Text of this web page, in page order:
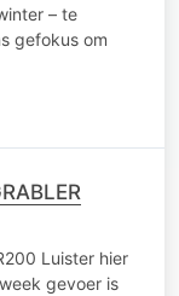
– te
gefokus om
Luister hier
gevoer is